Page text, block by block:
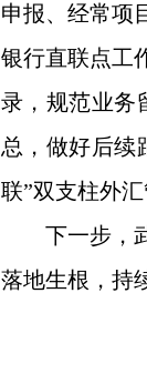
申报、经常项
银行直联点工
录，规范业务
总，做好后续
联”双支柱外
下一步，
落地生根，持